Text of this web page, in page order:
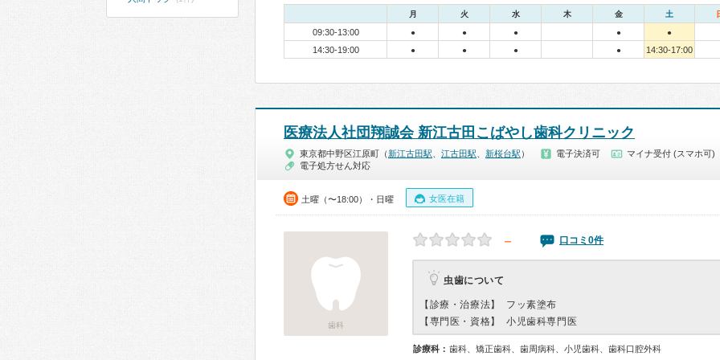
月 火 水 木 金 土
09:30-13:00 ● ● ● ● ●
14:30-19:00 ● ● ● ● 14:30-17:00
医療法人社団翔誠会 新江古田こばやし歯科クリニック
東京都中野区江原町（ 新江古田駅 江古田駅 新桜台駅 ） 電子決済可
マイナ受付 (スマホ可)
電子処方せん対応
土曜（〜18:00）・日曜 女医在籍
歯科
－ 口コミ0件
虫歯について
【診療・治療法】
フッ素塗布
【専門医・資格】
小児歯科専門医
診療科： 歯科、矯正歯科、歯周病科、小児歯科、歯科口腔外科